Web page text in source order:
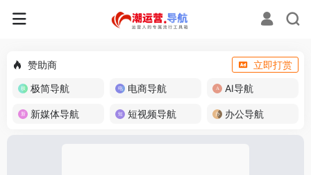
赞助商
立即打赏
极简导航
电商导航 AI导航
新媒体导航 短视频导航 办公导航